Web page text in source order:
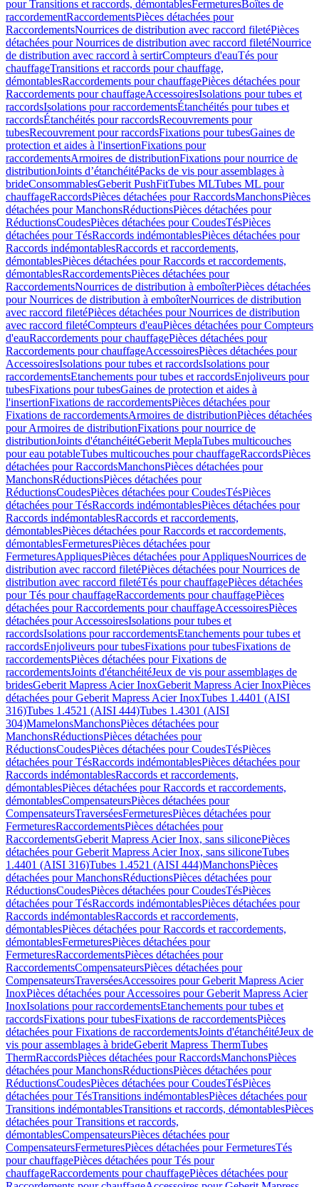
pour Transitions et raccords, démontablesFermeturesBoîtes de
raccordementRaccordementsPièces détachées pour
RaccordementsNourrices de distribution avec raccord filetéPièces
détachées pour Nourrices de distribution avec raccord filetéNourrice
de distribution avec raccord à sertirCompteurs d'eauTés pour
chauffageTransitions et raccords pour chauffage,
démontablesRaccordements pour chauffagePièces détachées pour
Raccordements pour chauffageAccessoiresIsolations pour tubes et
raccordsIsolations pour raccordementsÉtanchéités pour tubes et
raccordsÉtanchéités pour raccordsRecouvrements pour
tubesRecouvrement pour raccordsFixations pour tubesGaines de
protection et aides à l'insertionFixations pour
raccordementsArmoires de distributionFixations pour nourrice de
distributionJoints d’étanchéitéPacks de vis pour assemblages à
brideConsommablesGeberit PushFitTubes MLTubes ML pour
chauffageRaccordsPièces détachées pour RaccordsManchonsPièces
détachées pour ManchonsRéductionsPièces détachées pour
RéductionsCoudesPièces détachées pour CoudesTésPièces
détachées pour TésRaccords indémontablesPièces détachées pour
Raccords indémontablesRaccords et raccordements,
démontablesPièces détachées pour Raccords et raccordements,
démontablesRaccordementsPièces détachées pour
RaccordementsNourrices de distribution à emboîterPièces détachées
pour Nourrices de distribution à emboîterNourrices de distribution
avec raccord filetéPièces détachées pour Nourrices de distribution
avec raccord filetéCompteurs d'eauPièces détachées pour Compteurs
d'eauRaccordements pour chauffagePièces détachées pour
Raccordements pour chauffageAccessoiresPièces détachées pour
AccessoiresIsolations pour tubes et raccordsIsolations pour
raccordementsEtanchements pour tubes et raccordsEnjoliveurs pour
tubesFixations pour tubesGaines de protection et aides à
l'insertionFixations de raccordementsPièces détachées pour
Fixations de raccordementsArmoires de distributionPièces détachées
pour Armoires de distributionFixations pour nourrice de
distributionJoints d'étanchéitéGeberit MeplaTubes multicouches
pour eau potableTubes multicouches pour chauffageRaccordsPièces
détachées pour RaccordsManchonsPièces détachées pour
ManchonsRéductionsPièces détachées pour
RéductionsCoudesPièces détachées pour CoudesTésPièces
détachées pour TésRaccords indémontablesPièces détachées pour
Raccords indémontablesRaccords et raccordements,
démontablesPièces détachées pour Raccords et raccordements,
démontablesFermeturesPièces détachées pour
FermeturesAppliquesPièces détachées pour AppliquesNourrices de
distribution avec raccord filetéPièces détachées pour Nourrices de
distribution avec raccord filetéTés pour chauffagePièces détachées
pour Tés pour chauffageRaccordements pour chauffagePièces
détachées pour Raccordements pour chauffageAccessoiresPièces
détachées pour AccessoiresIsolations pour tubes et
raccordsIsolations pour raccordementsEtanchements pour tubes et
raccordsEnjoliveurs pour tubesFixations pour tubesFixations de
raccordementsPièces détachées pour Fixations de
raccordementsJoints d'étanchéitéJeux de vis pour assemblages de
bridesGeberit Mapress Acier InoxGeberit Mapress Acier InoxPièces
détachées pour Geberit Mapress Acier InoxTubes 1.4401 (AISI
316)Tubes 1.4521 (AISI 444)Tubes 1.4301 (AISI
304)MamelonsManchonsPièces détachées pour
ManchonsRéductionsPièces détachées pour
RéductionsCoudesPièces détachées pour CoudesTésPièces
détachées pour TésRaccords indémontablesPièces détachées pour
Raccords indémontablesRaccords et raccordements,
démontablesPièces détachées pour Raccords et raccordements,
démontablesCompensateursPièces détachées pour
CompensateursTraverséesFermeturesPièces détachées pour
FermeturesRaccordementsPièces détachées pour
RaccordementsGeberit Mapress Acier Inox, sans siliconePièces
détachées pour Geberit Mapress Acier Inox, sans siliconeTubes
1.4401 (AISI 316)Tubes 1.4521 (AISI 444)ManchonsPièces
détachées pour ManchonsRéductionsPièces détachées pour
RéductionsCoudesPièces détachées pour CoudesTésPièces
détachées pour TésRaccords indémontablesPièces détachées pour
Raccords indémontablesRaccords et raccordements,
démontablesPièces détachées pour Raccords et raccordements,
démontablesFermeturesPièces détachées pour
FermeturesRaccordementsPièces détachées pour
RaccordementsCompensateursPièces détachées pour
CompensateursTraverséesAccessoires pour Geberit Mapress Acier
InoxPièces détachées pour Accessoires pour Geberit Mapress Acier
InoxIsolations pour raccordementsEtanchements pour tubes et
raccordsFixations pour tubesFixations de raccordementsPièces
détachées pour Fixations de raccordementsJoints d'étanchéitéJeux de
vis pour assemblages à brideGeberit Mapress ThermTubes
ThermRaccordsPièces détachées pour RaccordsManchonsPièces
détachées pour ManchonsRéductionsPièces détachées pour
RéductionsCoudesPièces détachées pour CoudesTésPièces
détachées pour TésTransitions indémontablesPièces détachées pour
Transitions indémontablesTransitions et raccords, démontablesPièces
détachées pour Transitions et raccords,
démontablesCompensateursPièces détachées pour
CompensateursFermeturesPièces détachées pour FermeturesTés
pour chauffagePièces détachées pour Tés pour
chauffageRaccordements pour chauffagePièces détachées pour